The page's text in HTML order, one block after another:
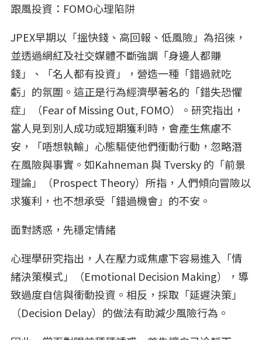
跟風投資：FOMO心理陷阱
JPEX早期以「搵快錢、高回報、低風險」為招徠，
並透過網紅及社交媒體不斷強調「身邊人都賺
錢」、「名人都有投資」，營造一種「錯過就吃
虧」的氛圍。這正是行為經濟學著名的「錯失恐懼
症」（Fear of Missing Out, FOMO）。研究指出，
當人見到別人成功或短期獲利時，會產生焦慮不
安，「唔想執輸」心態驅使他們衝動行動，忽略潛
在風險與事實。如Kahneman 與 Tversky 的「前景
理論」（Prospect Theory）所指，人們傾向冒險以
求獲利，也不想承受「錯過機會」的不安。
面對誘惑，先穩定情緒
心理學研究指出，人在壓力或焦慮下容易進入「情
緒決策模式」（Emotional Decision Making），導
致過度自信與衝動投資。相反，採取「延遲決策」
（Decision Delay）的做法有助減少風險行為。